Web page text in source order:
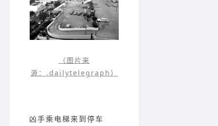
（图片来
源：.dailytelegraph）
凶手乘电梯来到停车